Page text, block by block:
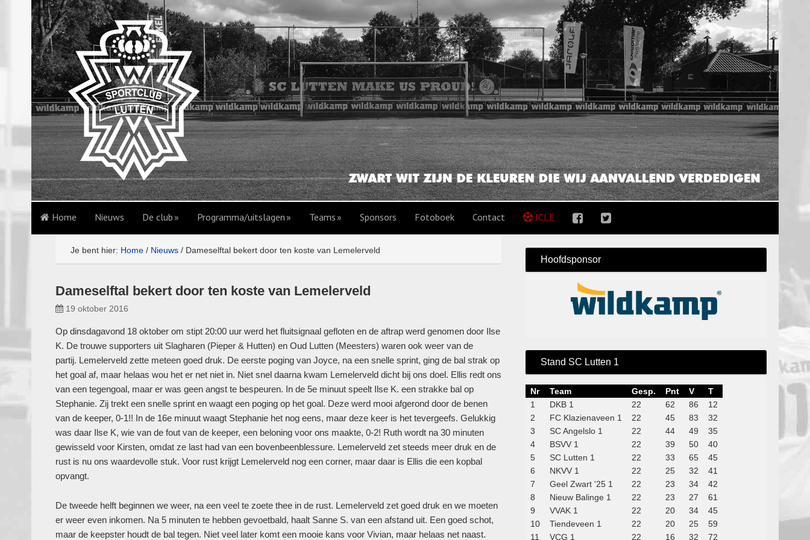
Home Nieuws De club Programma/uitslagen Teams Sponsors Fotoboek Contact JCLE
Je bent hier: Home / Nieuws / Dameselftal bekert door ten koste van Lemelerveld
Dameselftal bekert door ten koste van Lemelerveld
19 oktober 2016
Op dinsdagavond 18 oktober om stipt 20:00 uur werd het fluitsignaal gefloten en de aftrap werd genomen door Ilse
K. De trouwe supporters uit Slagharen (Pieper & Hutten) en Oud Lutten (Meesters) waren ook weer van de
partij. Lemelerveld zette meteen goed druk. De eerste poging van Joyce, na een snelle sprint, ging de bal strak op
het goal af, maar helaas wou het er net niet in. Niet snel daarna kwam Lemelerveld dicht bij ons doel. Ellis redt ons
van een tegengoal, maar er was geen angst te bespeuren. In de 5e minuut speelt Ilse K. een strakke bal op
Stephanie. Zij trekt een snelle sprint en waagt een poging op het goal. Deze werd mooi afgerond door de benen
van de keeper, 0-1!! In de 16e minuut waagt Stephanie het nog eens, maar deze keer is het tevergeefs. Gelukkig
was daar Ilse K, wie van de fout van de keeper, een beloning voor ons maakte, 0-2! Ruth wordt na 30 minuten
gewisseld voor Kirsten, omdat ze last had van een bovenbeenblessure. Lemelerveld zet steeds meer druk en de
rust is nu ons waardevolle stuk. Voor rust krijgt Lemelerveld nog een corner, maar daar is Ellis die een kopbal
opvangt.
De tweede helft beginnen we weer, na een veel te zoete thee in de rust. Lemelerveld zet goed druk en we moeten
er weer even inkomen. Na 5 minuten te hebben gevoetbald, haalt Sanne S. van een afstand uit. Een goed schot,
maar de keepster houdt de bal tegen. Niet veel later komt een mooie kans voor Vivian, maar helaas net naast.
Hoofdsponsor
Stand SC Lutten 1
Nr Team Gesp. Pnt V
T
1
DKB 1 22 62 86
12
2
FC Klazienaveen 1 22 45 83
32
3
SC Angelslo 1 22 44 49
35
4
BSVV 1 22 39 50
40
5
SC Lutten 1 22 33 65
45
6
NKVV 1 22 25 32
41
7
Geel Zwart '25 1 22 23 34
42
8
Nieuw Balinge 1 22 23 27
61
9
VVAK 1 22 20 34
45
10
Tiendeveen 1 22 20 25
59
11
VCG 1 22 16 32 72